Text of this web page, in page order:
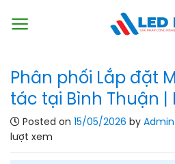
Phân phối Lắp đặt
tác tại Bình Thuận |
Posted on 15/05/2026 by Admin
lượt xem